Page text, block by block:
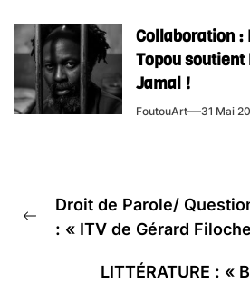
Collaboration :
Topou
Jamal !
FoutouArt 31 Mai
de
l’article
Previous
Droit de Parole/
: « ITV de Gérard
LITTÉRATURE : «